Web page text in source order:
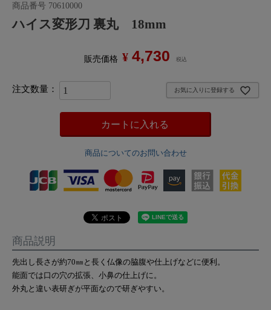
商品番号 70610000
ハイス変形刀 裏丸 18mm
販売価格 ¥ 4,730 税込
お気に入りに登録する
カートに入れる
商品についてのお問い合わせ
商品説明
先出し長さが約70㎜と長く仏像の脇腹や仕上げなどに便利。
能面では口の穴の拡張、小鼻の仕上げに。
外丸と違い表研ぎが平面なので研ぎやすい。